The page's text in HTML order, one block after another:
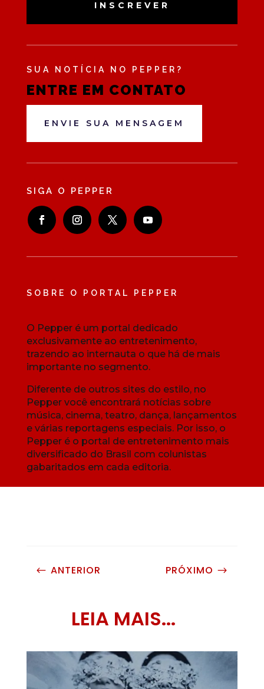
INSCREVER
SUA NOTÍCIA NO PEPPER?
ENTRE EM CONTATO
ENVIE SUA MENSAGEM
SIGA O PEPPER
SOBRE O PORTAL PEPPER
O Pepper é um portal dedicado
exclusivamente ao entretenimento,
trazendo ao internauta o que há de mais
importante no segmento.
Diferente de outros sites do estilo, no
Pepper você encontrará notícias sobre
música, cinema, teatro, dança, lançamentos
e várias reportagens especiais. Por isso, o
Pepper é o portal de entretenimento mais
diversificado do Brasil com colunistas
gabaritados em cada editoria.
# ANTERIOR PRÓXIMO $
LEIA MAIS...